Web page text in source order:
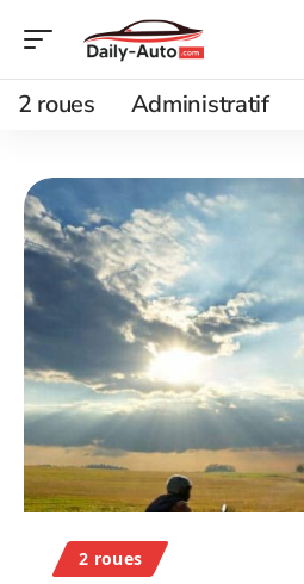
2 roues Administratif
2 roues